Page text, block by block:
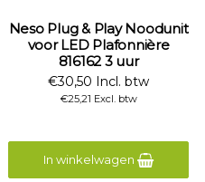
Neso Plug & Play Noodunit
voor LED Plafonnière
816162 3 uur
€30,50 Incl. btw
€25,21 Excl. btw
In winkelwagen